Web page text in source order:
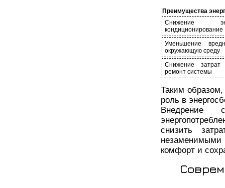
Преимущества
Снижение
кондиционирование
Уменьшение
окружающую среду
Снижение
ремонт системы
Таким
роль в
Внедрение
снизить
комфорт и